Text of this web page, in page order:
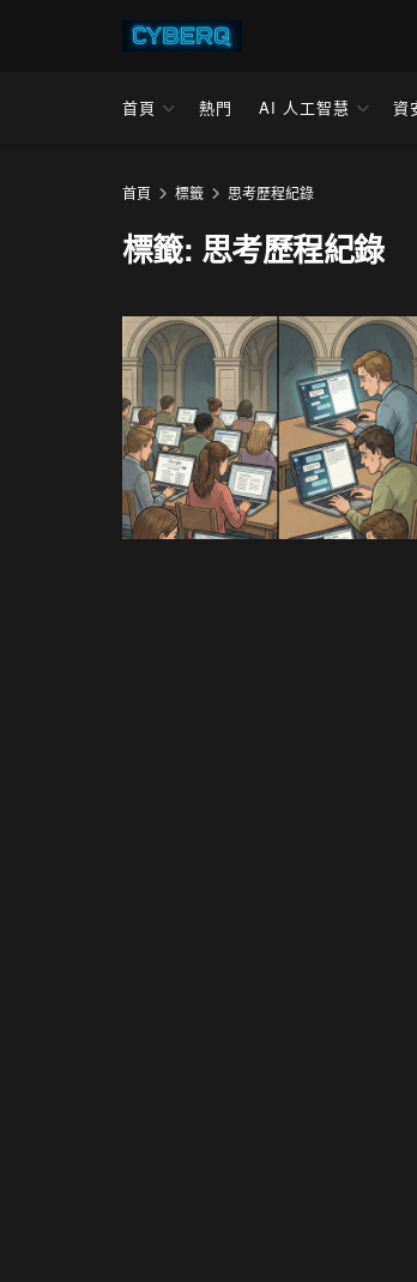
首頁 熱門 AI 人工智慧 資
首頁 標籤 思考歷程紀錄
標籤: 思考歷程紀錄